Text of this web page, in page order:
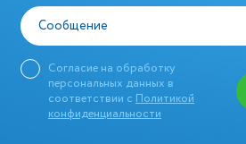
Сообщение
Согласие на обработку
персональных данных в
соответствии с Политикой
конфиденциальности